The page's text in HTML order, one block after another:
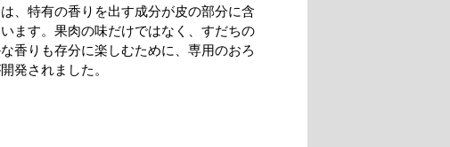
、特有の香りを出す成分が皮の部分に含
ます。果肉の味だけではなく、すだちの
香りも存分に楽しむために、専用のおろ
発されました。